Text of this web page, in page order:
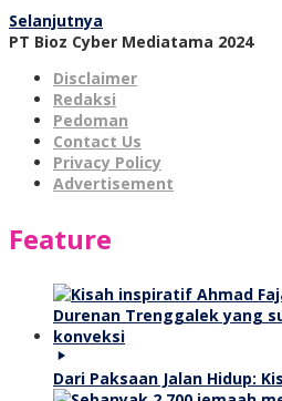
Selanjutnya
PT Bioz Cyber Mediatama 2024
Disclaimer
Redaksi
Pedoman
Contact Us
Privacy Policy
Advertisement
Feature
Dari Paksaan Jalan Hidup: